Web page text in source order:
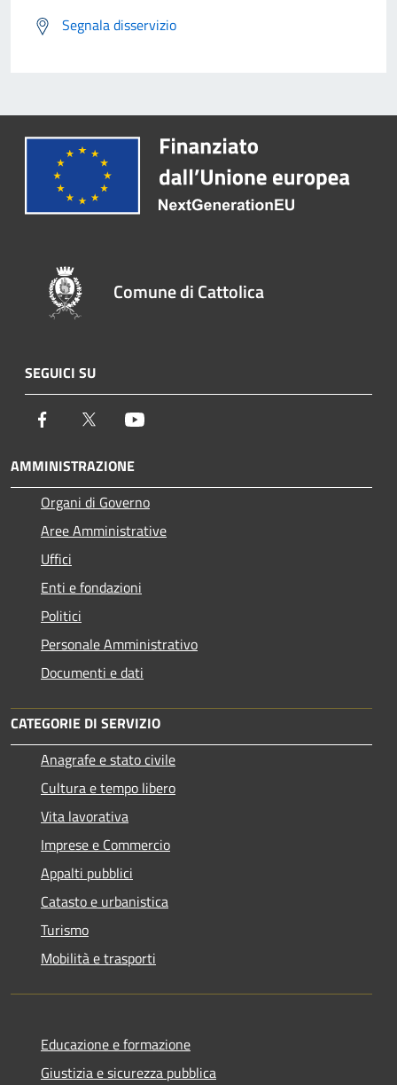
Segnala disservizio
Comune di Cattolica
SEGUICI SU
Facebook Twitter
AMMINISTRAZIONE
Organi di Governo
Aree Amministrative
Uffici
Enti e fondazioni
Politici
Personale Amministrativo
Documenti e dati
CATEGORIE DI SERVIZIO
Anagrafe e stato civile
Cultura e tempo libero
Vita lavorativa
Imprese e Commercio
Appalti pubblici
Catasto e urbanistica
Turismo
Mobilità e trasporti
Educazione e formazione
Giustizia e sicurezza pubblica